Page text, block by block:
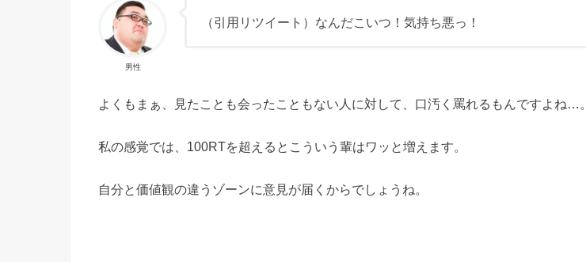
男性
（引用リツイート）なんだこいつ！気持ち悪っ！
よくもまぁ、見たことも会ったこともない人に対して、口汚く罵れるもんですよね…。
私の感覚では、100RTを超えるとこういう輩はワッと増えます。
自分と価値観の違うゾーンに意見が届くからでしょうね。